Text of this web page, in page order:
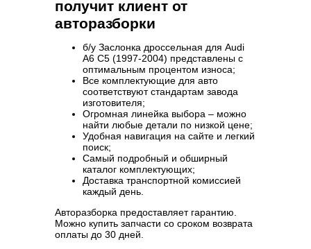
получит клиент от
авторазборки
б/у Заслонка дроссельная для Audi
A6 C5 (1997-2004) представлены с
оптимальным процентом износа;
Все комплектующие для авто
соответствуют стандартам завода
изготовителя;
Огромная линейка выбора – можно
найти любые детали по низкой цене;
Удобная навигация на сайте и легкий
поиск;
Самый подробный и обширный
каталог комплектующих;
Доставка транспортной комиссией
каждый день.
Авторазборка предоставляет гарантию.
Можно купить запчасти со сроком возврата
оплаты до 30 дней.